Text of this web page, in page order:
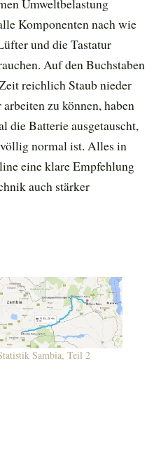
Umweltbelastung
Komponenten nach wie
und die Tastatur
Auf den Buchstaben
reichlich Staub nieder
zu können, haben
die Batterie ausgetauscht,
normal ist. Alles in
eine klare Empfehlung
auch stärker
Sambia, Teil 2